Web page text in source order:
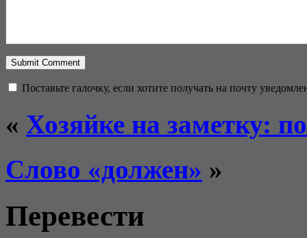
Поставьте галочку, если хотите получать на почту
« Хозяйке на заметку:
Слово «должен» »
Перевести